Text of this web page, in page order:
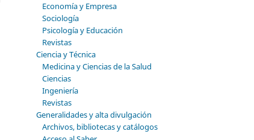
Economía y Empresa
Sociología
Psicología y Educación
Revistas
Ciencia y Técnica
Medicina y Ciencias de la Salud
Ciencias
Ingeniería
Revistas
Generalidades y alta divulgación
Archivos, bibliotecas y catálogos